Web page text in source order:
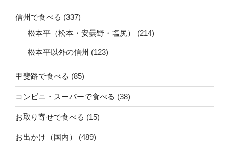
信州で食べる (337)
松本平（松本・安曇野・塩尻）
(214)
松本平以外の信州 (123)
甲斐路で食べる (85)
コンビニ・スーパーで食べる (38)
お取り寄せで食べる (15)
お出かけ（国内）
(489)